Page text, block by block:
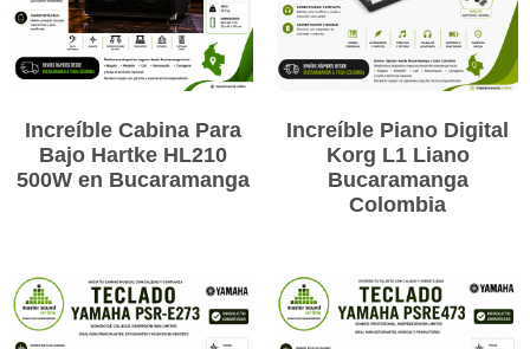
Increíble Cabina Para
Bajo Hartke HL210
500W en Bucaramanga
Increíble Piano Digital
Korg L1 Liano
Bucaramanga
Colombia